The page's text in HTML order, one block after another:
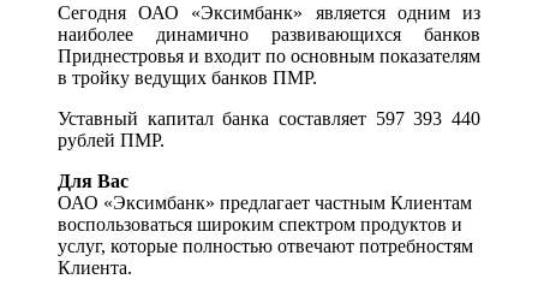
Сегодня ОАО «Эксимбанк» является одним из
наиболее динамично развивающихся банков
Приднестровья и входит по основным показателям
в тройку ведущих банков ПМР.
Уставный капитал банка составляет 597 393 440
рублей ПМР.
Для Вас
ОАО «Эксимбанк» предлагает частным Клиентам
воспользоваться широким спектром продуктов и
услуг, которые полностью отвечают потребностям
Клиента.